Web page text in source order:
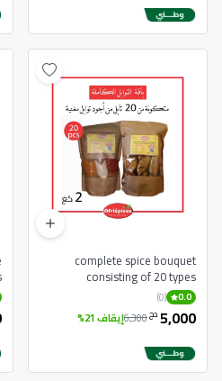
complete spice bouquet
consisting of 20 types
0.0
(0)
5,000دج6,300إيقاف 21%